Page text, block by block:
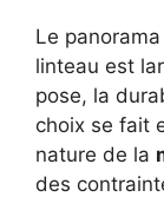
Le
linteau est
pose, la
choix se fait
nature de la
des